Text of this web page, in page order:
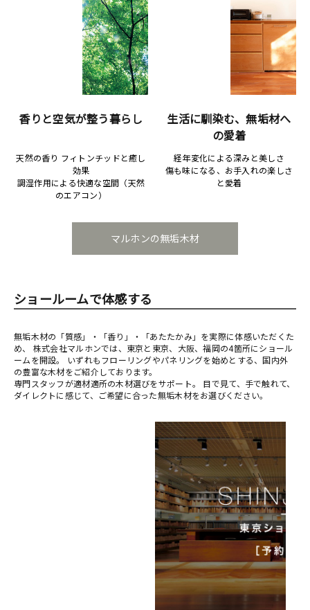
香りと空気が整う暮らし
天然の香り フィトンチッドと癒し
効果
調湿作用による快適な空間（天然
のエアコン）
生活に馴染む、無垢材へ
の愛着
経年変化による深みと美しさ
傷も味になる、お手入れの楽しさ
と愛着
マルホンの無垢木材
ショールームで体感する
無垢木材の「質感」・「香り」・「あたたかみ」を実際に体感いただくた
め、 株式会社マルホンでは、東京と東京、大阪、福岡の4箇所にショール
ームを開設。 いずれもフローリングやパネリングを始めとする、国内外
の豊富な木材をご紹介しております。
専門スタッフが適材適所の木材選びをサポート。 目で見て、手で触れて、
ダイレクトに感じて、ご希望に合った無垢木材をお選びください。